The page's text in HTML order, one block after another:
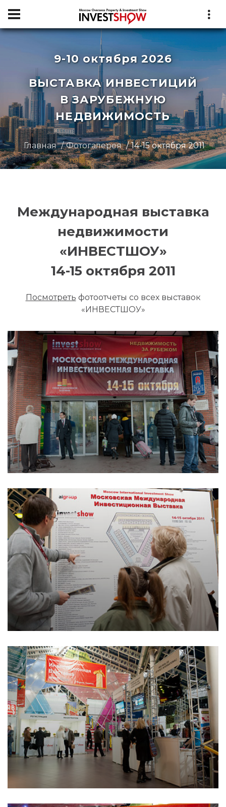
9-10 октября 2026
ВЫСТАВКА ИНВЕСТИЦИЙ
В ЗАРУБЕЖНУЮ
НЕДВИЖИМОСТЬ
Главная Фотогалерея 14-15 октября 2011
Международная выставка
недвижимости
«ИНВЕСТШОУ»
14-15 октября 2011
Посмотреть фотоотчеты со всех выставок
«ИНВЕСТШОУ»